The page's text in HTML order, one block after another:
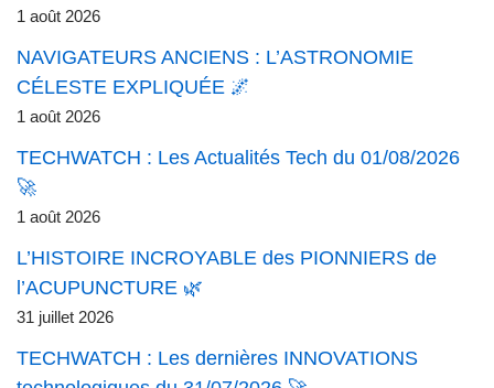
1 août 2026
NAVIGATEURS ANCIENS : L’ASTRONOMIE
CÉLESTE EXPLIQUÉE 🌌
1 août 2026
TECHWATCH : Les Actualités Tech du 01/08/2026
🚀
1 août 2026
L’HISTOIRE INCROYABLE des PIONNIERS de
l’ACUPUNCTURE 🌿
31 juillet 2026
TECHWATCH : Les dernières INNOVATIONS